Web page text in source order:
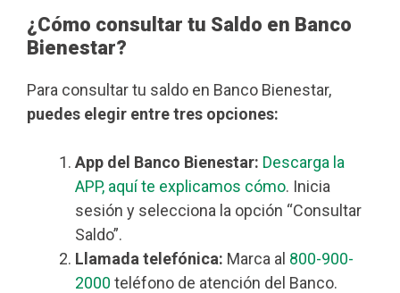
¿Cómo consultar tu Saldo en Banco
Bienestar?
Para consultar tu saldo en Banco Bienestar,
puedes elegir entre tres opciones:
App del Banco Bienestar: Descarga la
APP, aquí te explicamos cómo. Inicia
sesión y selecciona la opción “Consultar
Saldo”.
Llamada telefónica: Marca al 800-900-
2000 teléfono de atención del Banco.